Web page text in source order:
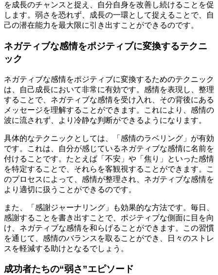
を成長のチャンスと捉え、自分自身を改善し続けることを促
します。弱さを恐れず、成長の一環として捉えることで、自
己の潜在能力を最大限に引き出すことができるのです。
ネガティブな感情をポジティブに変換するテクニ
ック
ネガティブな感情をポジティブに変換するためのテクニック
は、自己成長において非常に有効です。感情を表現し、整理
することで、ネガティブな感情を受け入れ、その背後にある
メッセージを理解することができます。これにより、感情の
波に流されず、より冷静な判断ができるようになります。
具体的なテクニックとしては、「感情のラベリング」が有効
です。これは、自分が感じているネガティブな感情に名前を
付けることです。たとえば「不安」や「焦り」といった感情
を特定することで、それらを客観視することができます。こ
のプロセスによって、感情が整理され、ネガティブな感情を
より適切に扱うことができるのです。
また、「感謝ジャーナリング」も効果的な方法です。毎日、
感謝することを書き出すことで、ポジティブな側面に目を向
け、ネガティブな感情を和らげることができます。この習慣
を通じて、感情のバランスを取ることができ、日々のストレ
スを軽減する助けとなるでしょう。
成功者たちの“弱さ”エピソード